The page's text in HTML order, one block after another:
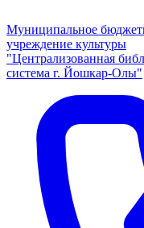
Муниципальное
учреждение культуры
"Централизованная
система г. Йошкар-Олы"